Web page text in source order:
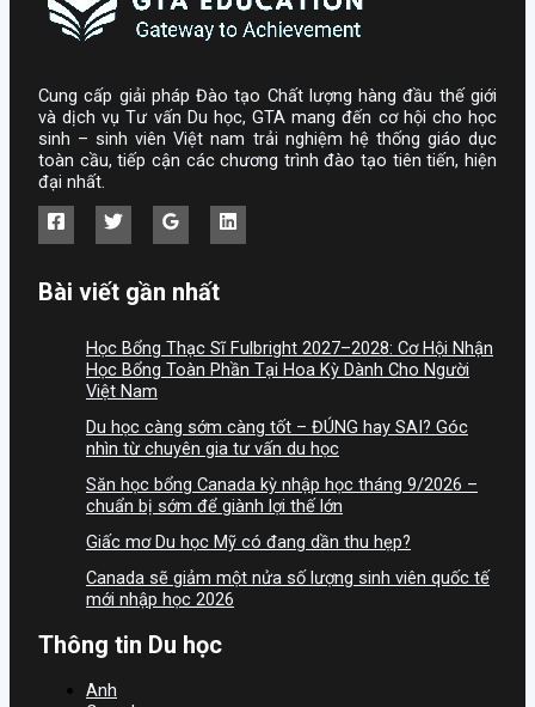
Cung cấp giải pháp Đào tạo Chất lượng hàng đầu thế giới
và dịch vụ Tư vấn Du học, GTA mang đến cơ hội cho học
sinh – sinh viên Việt nam trải nghiệm hệ thống giáo dục
toàn cầu, tiếp cận các chương trình đào tạo tiên tiến, hiện
đại nhất.
Bài viết gần nhất
Học Bổng Thạc Sĩ Fulbright 2027–2028: Cơ Hội Nhận
Học Bổng Toàn Phần Tại Hoa Kỳ Dành Cho Người
Việt Nam
Du học càng sớm càng tốt – ĐÚNG hay SAI? Góc
nhìn từ chuyên gia tư vấn du học
Săn học bổng Canada kỳ nhập học tháng 9/2026 –
chuẩn bị sớm để giành lợi thế lớn
Giấc mơ Du học Mỹ có đang dần thu hẹp?
Canada sẽ giảm một nửa số lượng sinh viên quốc tế
mới nhập học 2026
Thông tin Du học
Anh